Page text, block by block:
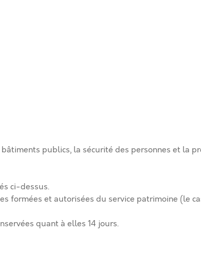
publics, la sécurité des personnes et la
ci-dessus.
formées et autorisées du service patrimoine (le
quant à elles 14 jours.